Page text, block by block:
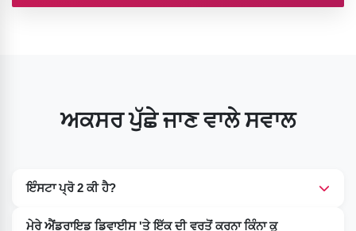
ਅਕਸਰ ਪੁੱਛੇ ਜਾਣ ਵਾਲੇ ਸਵਾਲ
ਇੰਸਟਾ ਪ੍ਰੋ 2 ਕੀ ਹੈ?
ਇਹ ਪ੍ਰਸਿੱਧ ਇੰਸਟਾਗ੍ਰਾਮ ਸੌਫਟਵੇਅਰ ਦਾ ਇੱਕ ਸੋਧਿਆ ਹੋਇਆ ਸੰਸਕਰਣ
ਮੇਰੇ ਐਂਡਰਾਇਡ ਡਿਵਾਈਸ 'ਤੇ ਇੱਕ ਦੀ ਵਰਤੋਂ ਕਰਨਾ ਕਿੰਨਾ ਕੁ